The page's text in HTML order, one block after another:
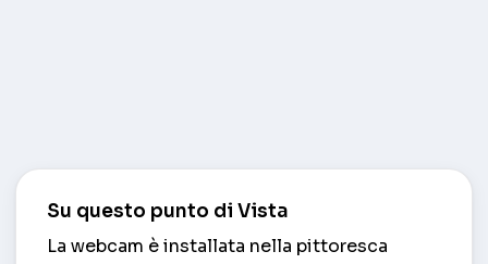
Su questo punto di Vista
La webcam è installata nella pittoresca